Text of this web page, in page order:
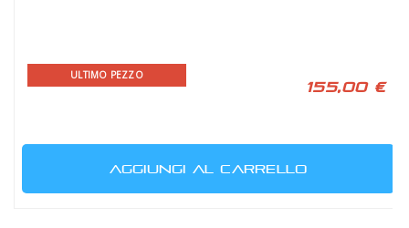
ULTIMO PEZZO
155,00 €
AGGIUNGI AL CARRELLO